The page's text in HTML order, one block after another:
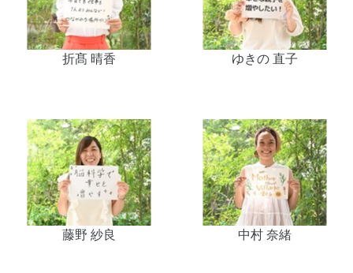
折髙 晴香 ゆきの 直子
藤野 紗良 中村 奈緒